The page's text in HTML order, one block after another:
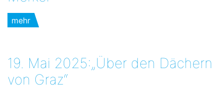
mehr
19. Mai 2025:„Über den Dächern
von Graz“